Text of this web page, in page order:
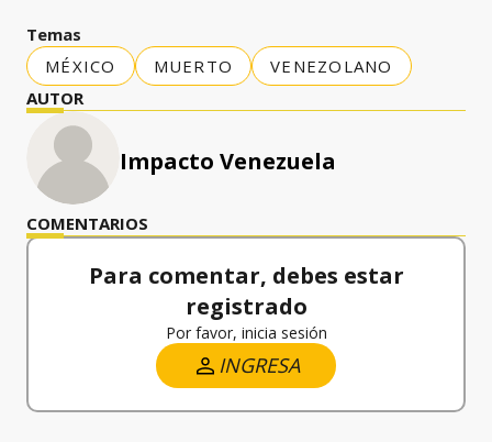
Temas
MÉXICO
MUERTO
VENEZOLANO
AUTOR
Impacto Venezuela
COMENTARIOS
Para comentar, debes estar
registrado
Por favor, inicia sesión
INGRESA